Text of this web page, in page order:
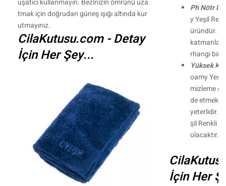
uşatıcı kullanmayın. Bezinizin ömrünü uza
tmak için doğrudan güneş ışığı altında kur
utmayınız.
CilaKutusu.com - Detay
İçin Her Şey...
Ph Nötr
y Yeşil
üründür.
rhangi bir
Yüksek
oamy Yeşil
mizleme
de etmek
yeterlidir.
şil Renkli
olacaktır.
İçin Her